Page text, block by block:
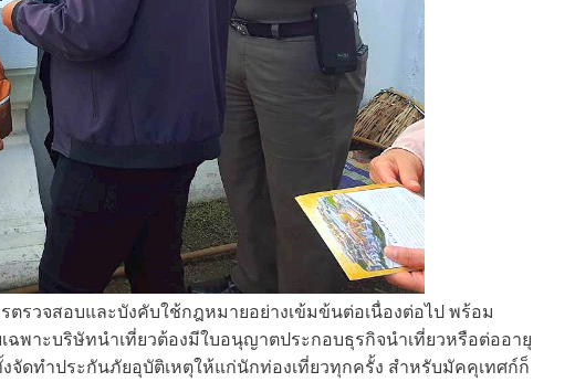
รตรวจสอบและบังคับใช้กฎหมายอย่างเข้มข้นต่อเนื่องต่อไป พร้อม
พาะบริษัทนำเที่ยวต้องมีใบอนุญาตประกอบธุรกิจนำเที่ยวหรือต่ออายุ
ดทำประกันภัยอุบัติเหตุให้แก่นักท่องเที่ยวทุกครั้ง สำหรับมัคคุเทศก์ก็